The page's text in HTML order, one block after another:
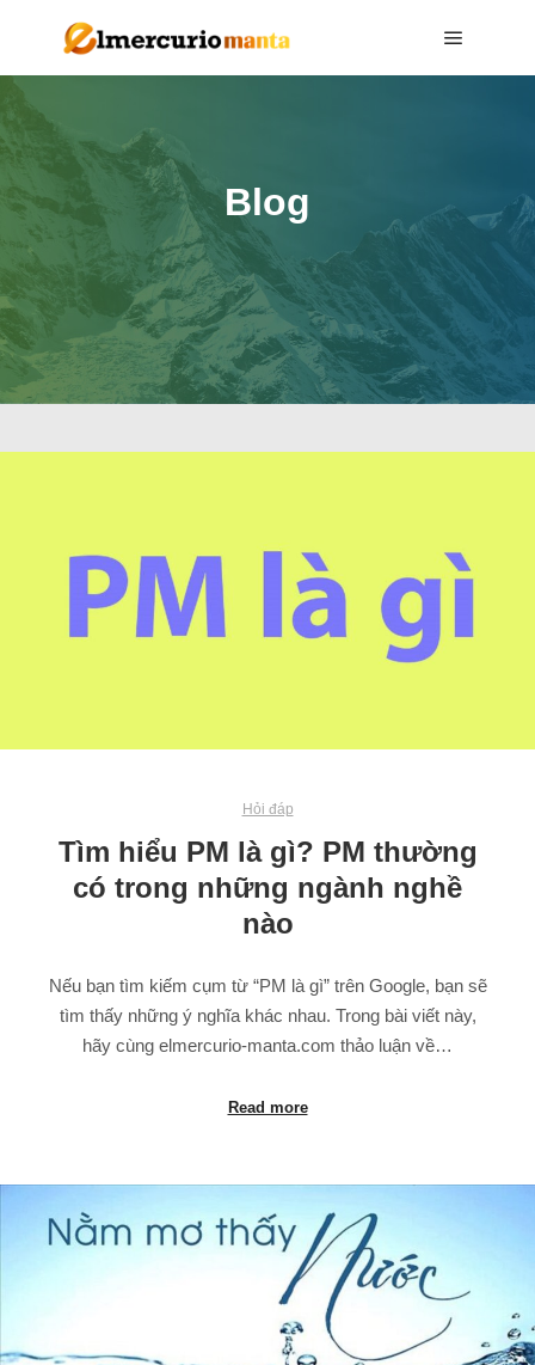
Blog
Hỏi đáp
Tìm hiểu PM là gì? PM thường
có trong những ngành nghề
nào
Nếu bạn tìm kiếm cụm từ “PM là gì” trên Google, bạn sẽ
tìm thấy những ý nghĩa khác nhau. Trong bài viết này,
hãy cùng elmercurio-manta.com thảo luận về…
Read more